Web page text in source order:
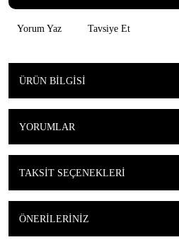
Yorum Yaz Tavsiye Et
ÜRÜN BILGISI
YORUMLAR
TAKSIT SEÇENEKLERI
ÖNERILERINIZ